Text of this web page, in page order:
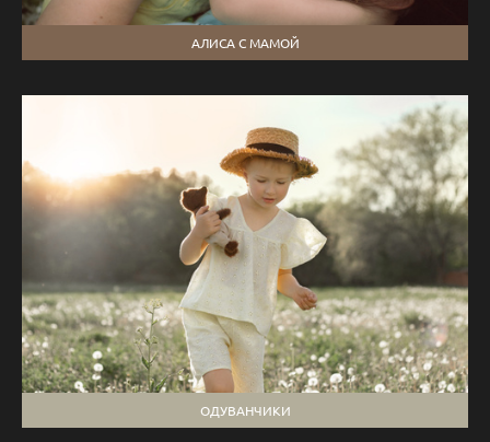
АЛИСА С МАМОЙ
ОДУВАНЧИКИ